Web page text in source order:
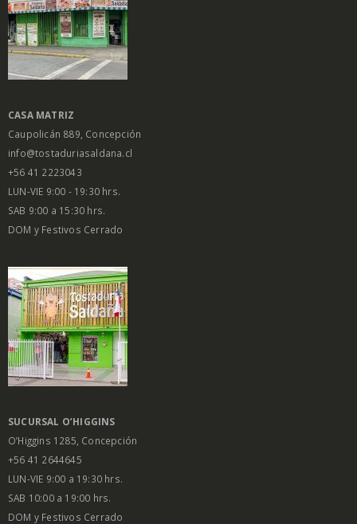
CASA MATRIZ
Caupolicán 889, Concepción
info@tostaduriasaldana.cl
+56 41 2223043
LUN-VIE 9:00 - 19:30 hrs.
SAB 9:00 a 15:30 hrs.
DOM y Festivos Cerrado
SUCURSAL O’HIGGINS
O’Higgins 1285, Concepción
+56 41 2644645
LUN-VIE 9:00 a 19:30 hrs.
SAB 10:00 a 19:00 hrs.
DOM y Festivos Cerrado